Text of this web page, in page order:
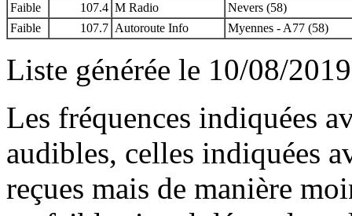
Faible
107.4 M Radio
Nevers (58)
Faible
107.7 Autoroute Info Myennes - A77 (58)
Liste générée le 10/08/
Les fréquences indiquées
audibles, celles indiquées
reçues mais de manière